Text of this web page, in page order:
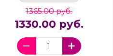
1365.00 руб.
1330.00 руб.